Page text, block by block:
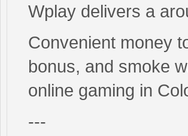
Wplay delivers a
Convenient money
bonus, and smoke
online gaming in
---